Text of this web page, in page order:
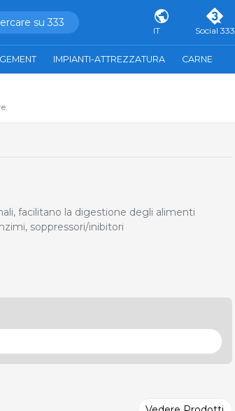
su 333
IT Social 333
IMPIANTI-ATTREZZATURA CARNE
facilitano la digestione degli alimenti
soppressori/inibitori